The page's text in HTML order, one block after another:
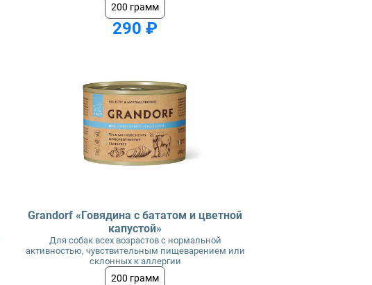
200 грамм
290 ₽
Grandorf «Говядина с бататом и цветной
капустой»
Для собак всех возрастов с нормальной
активностью, чувствительным пищеварением или
склонных к аллергии
200 грамм